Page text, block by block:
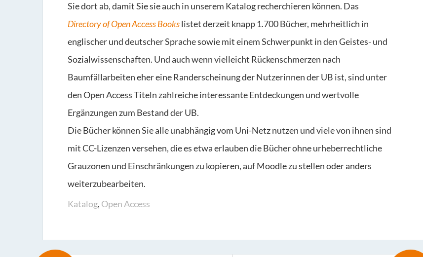
Sie dort ab, damit Sie sie auch in unserem Katalog recherchieren können. Das
Directory of Open Access Bookslistet derzeit knapp 1.700 Bücher, mehrheitlich in
englischer und deutscher Sprache sowie mit einem Schwerpunkt in den Geistes- und
Sozialwissenschaften. Und auch wenn vielleicht Rückenschmerzen nach
Baumfällarbeiten eher eine Randerscheinung der Nutzerinnen der UB ist, sind unter
den Open Access Titeln zahlreiche interessante Entdeckungen und wertvolle
Ergänzungen zum Bestand der UB.
Die Bücher können Sie alle unabhängig vom Uni-Netz nutzen und viele von ihnen sind
mit CC-Lizenzen versehen, die es etwa erlauben die Bücher ohne urheberrechtliche
Grauzonen und Einschränkungen zu kopieren, auf Moodle zu stellen oder anders
weiterzubearbeiten.
Katalog, Open Access
Sieben Fragen an...
Stefan Fischer
Seit dem 1. November 1977 hat er bei uns